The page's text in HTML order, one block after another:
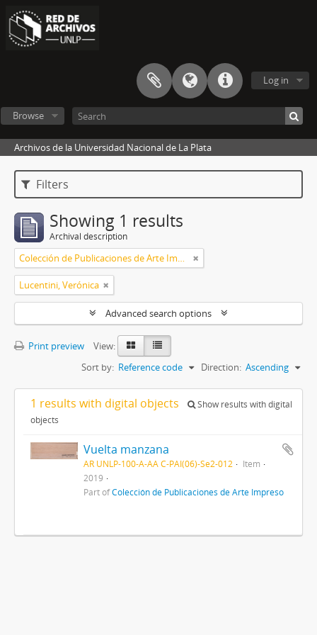
Log in
Browse
Archivos de la Universidad Nacional de La Plata
Filters
Showing 1 results
Archival description
Colección de Publicaciones de Arte Impreso
Lucentini, Verónica
Advanced search options
Print preview
View:
Sort by: Reference code Direction: Ascending
1 results with digital objects
Show results with digital
objects
Vuelta manzana
AR UNLP-100-A-AA C-PAI(06)-Se2-012
Item
2019
Part ofColección de Publicaciones de Arte Impreso